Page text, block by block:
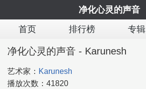
净化心灵的声音
首页
排行榜 专辑
净化心灵的声音 - Karunesh
艺术家： Karunesh
播放次数： 41820